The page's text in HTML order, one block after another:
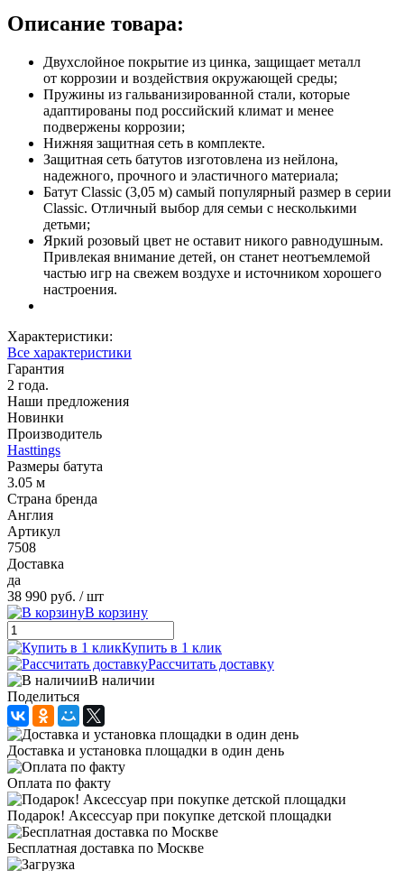
Описание товара:
Двухслойное покрытие из цинка, защищает металл
от коррозии и воздействия окружающей среды;
Пружины из гальванизированной стали, которые
адаптированы под российский климат и менее
подвержены коррозии;
Нижняя защитная сеть в комплекте.
Защитная сеть батутов изготовлена из нейлона,
надежного, прочного и эластичного материала;
Батут Classic (3,05 м) самый популярный размер в серии
Classic. Отличный выбор для семьи с несколькими
детьми;
Яркий розовый цвет не оставит никого равнодушным.
Привлекая внимание детей, он станет неотъемлемой
частью игр на свежем воздухе и источником хорошего
настроения.
Характеристики:
Все характеристики
Гарантия
2 года.
Наши предложения
Новинки
Производитель
Hasttings
Размеры батута
3.05 м
Страна бренда
Англия
Артикул
7508
Доставка
да
38 990 руб. / шт
В корзину
Купить в 1 клик
Рассчитать доставку
В наличии
Поделиться
Доставка и установка площадки в один день
Оплата по факту
Подарок! Аксессуар при покупке детской площадки
Бесплатная доставка по Москве